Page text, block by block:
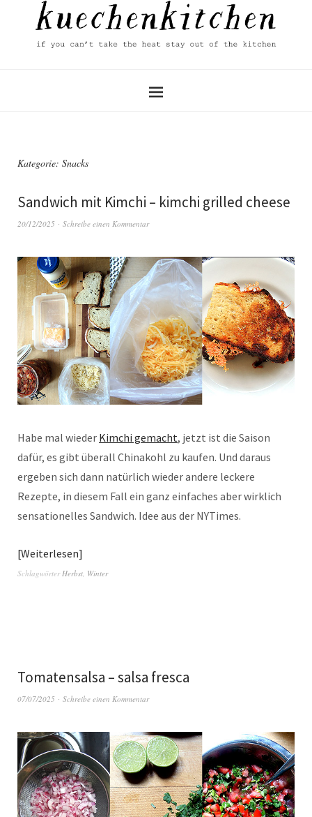
Kategorie: Snacks
Sandwich mit Kimchi – kimchi grilled cheese
20/12/2025 Schreibe einen Kommentar
Habe mal wieder Kimchi gemacht, jetzt ist die Saison
dafür, es gibt überall Chinakohl zu kaufen. Und daraus
ergeben sich dann natürlich wieder andere leckere
Rezepte, in diesem Fall ein ganz einfaches aber wirklich
sensationelles Sandwich. Idee aus der NYTimes.
Weiterlesen
Schlagwörter Herbst Winter
Tomatensalsa – salsa fresca
07/07/2025 Schreibe einen Kommentar